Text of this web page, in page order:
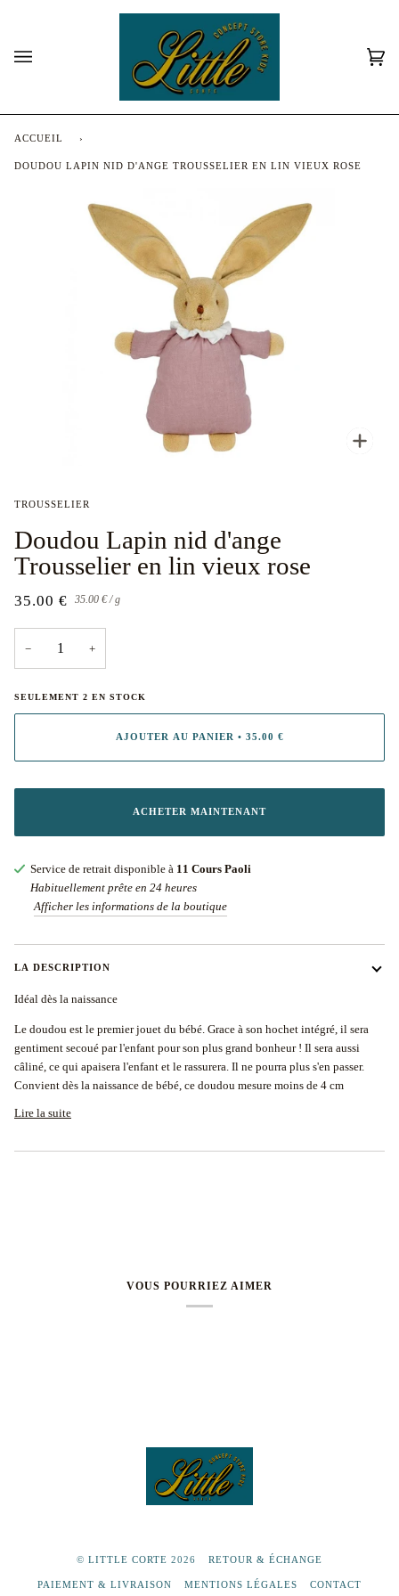
ACCUEIL ›
DOUDOU LAPIN NID D'ANGE TROUSSELIER EN LIN VIEUX ROSE
TROUSSELIER
Doudou Lapin nid d'ange
Trousselier en lin vieux rose
35.00 €
Prix
unitaire
35.00 € /par
g
− +
SEULEMENT 2 EN STOCK
AJOUTER AU PANIER • 35.00 €
ACHETER MAINTENANT
Service de retrait disponible à 11 Cours Paoli
Habituellement prête en 24 heures
Afficher les informations de la boutique
LA DESCRIPTION
Idéal dès la naissance
Le doudou est le premier jouet du bébé. Grace à son hochet intégré, il sera
gentiment secoué par l'enfant pour son plus grand bonheur ! Il sera aussi
câliné, ce qui apaisera l'enfant et le rassurera. Il ne pourra plus s'en passer.
Convient dès la naissance de bébé, ce doudou mesure moins de 4 cm
Lire la suite
VOUS POURRIEZ AIMER
© LITTLE CORTE 2026 RETOUR & ÉCHANGE
PAIEMENT & LIVRAISON MENTIONS LÉGALES CONTACT